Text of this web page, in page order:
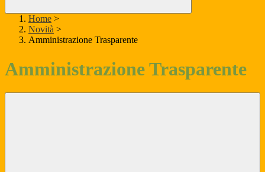
Home >
Novità >
Amministrazione Trasparente
Amministrazione Trasparente